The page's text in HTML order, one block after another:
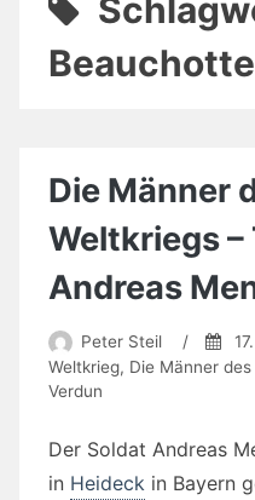
Beauchotte
Die Männer
Weltkriegs –
Andreas
Peter Steil /
Weltkrieg, Die Männer
Verdun
Der Soldat Andreas
in Heideck in Bayern